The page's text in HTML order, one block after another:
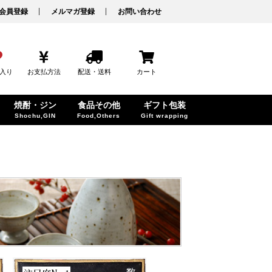
員登録 メルマガ登録 お問い合わせ
り お支払方法 配送・送料 カート
焼酎・ジン
Shochu,GIN
食品その他
Food,Others
ギフト包装
Gift wrapping